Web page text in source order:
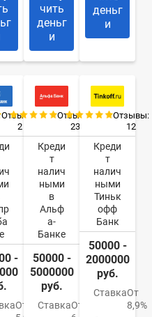
чить
деньг
и
деньг
и
Отзывы:
2
-
От
Отзывы:
23
Креди
т
налич
ными
в
Альф
а-
Банке
50000 -
5000000
руб.
СтавкаОт
Отзывы:
12
Креди
т
налич
ными
Тиньк
офф
Банк
50000 -
2000000
руб.
СтавкаОт
8,9%